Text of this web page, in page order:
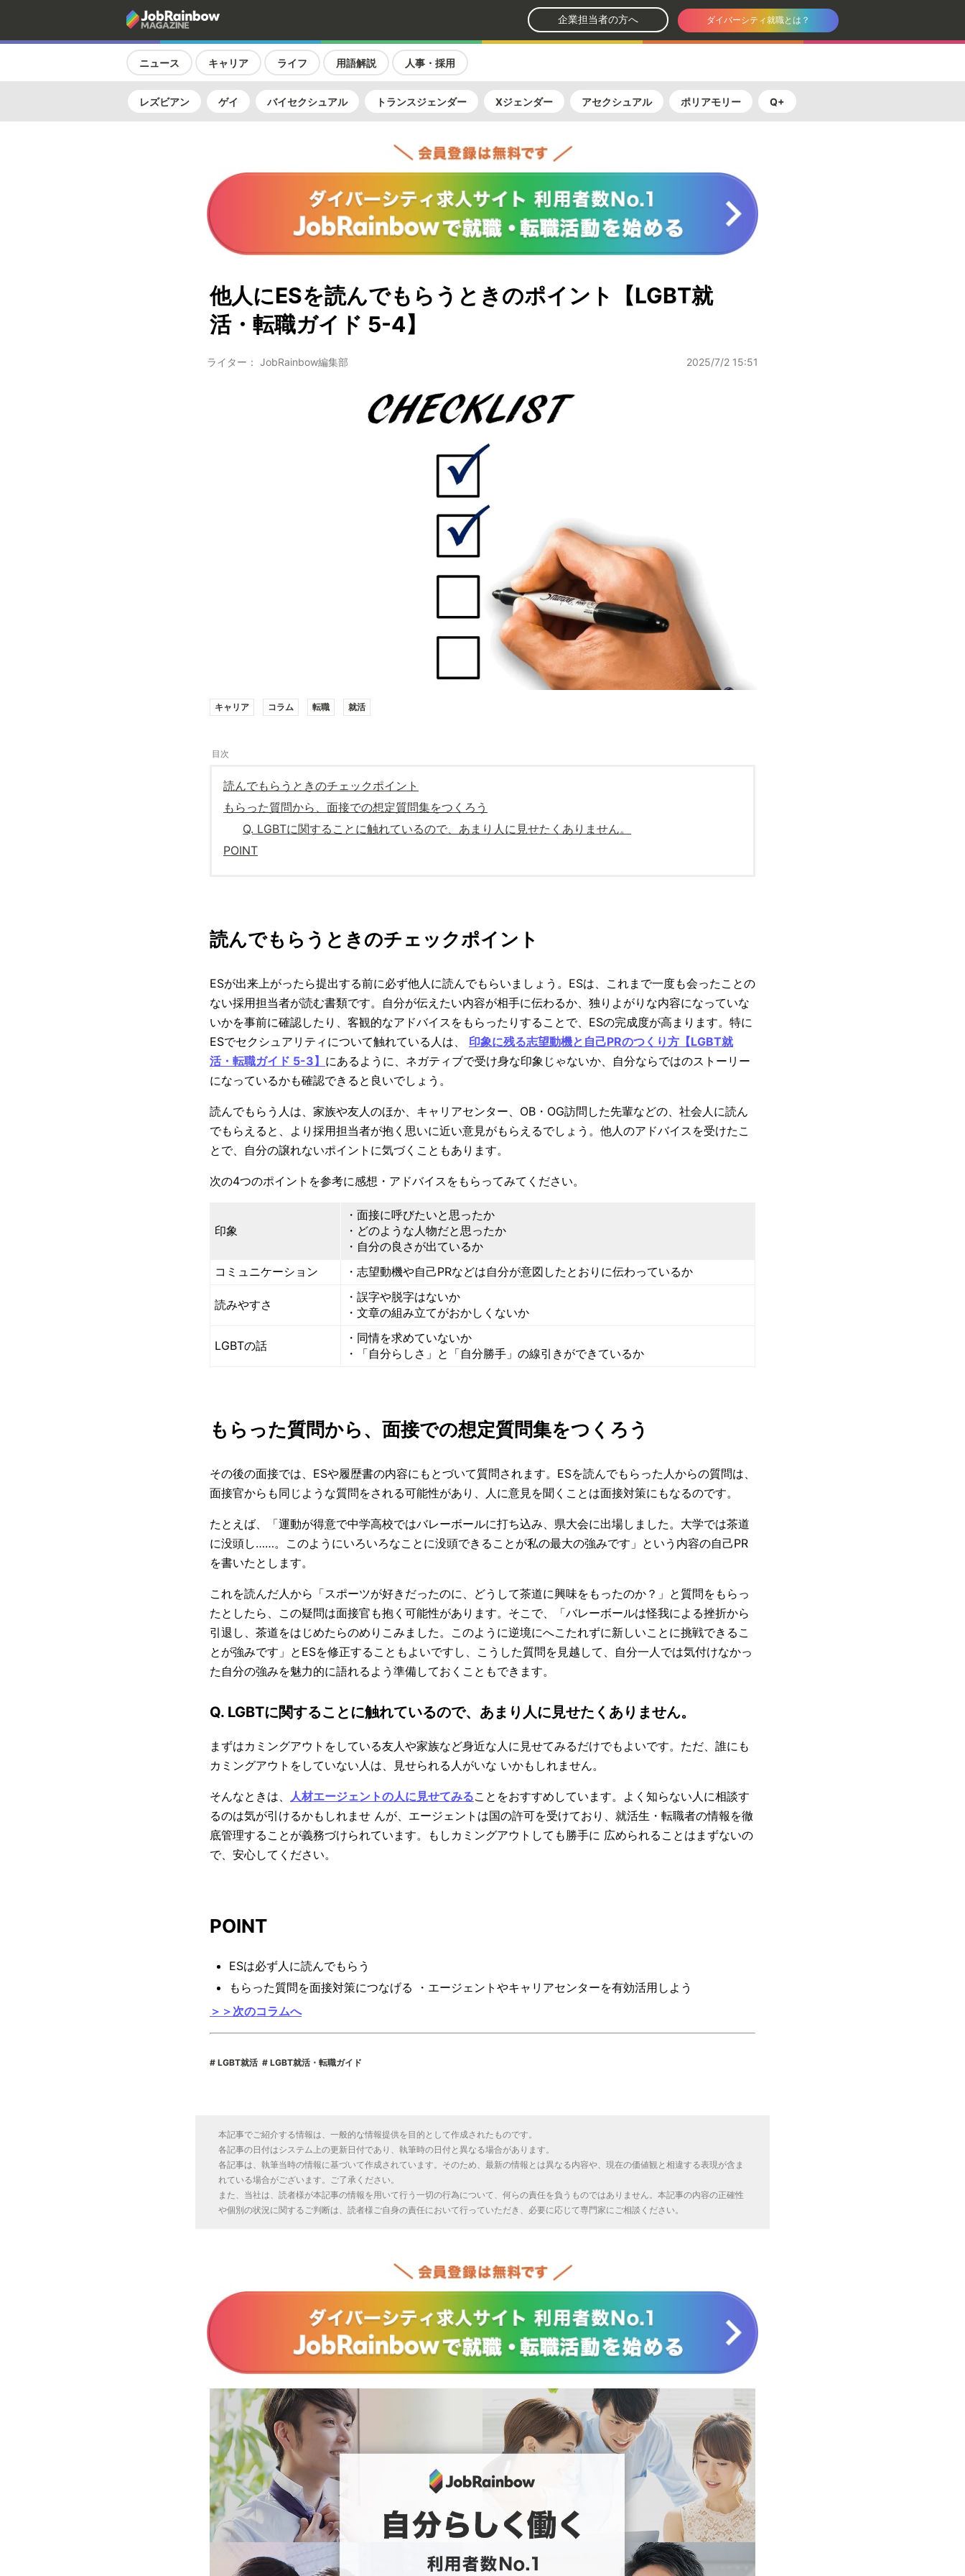
企業担当者の方へ ダイバーシティ就職とは？
ニュース キャリア ライフ 用語解説 人事・採用
レズビアン ゲイ バイセクシュアル トランスジェンダー Xジェンダー アセクシュアル ポリアモリー Q+
他人にESを読んでもらうときのポイント【LGBT就
活・転職ガイド 5-4】
ライター： JobRainbow編集部 2025/7/2 15:51
キャリア コラム 転職 就活
読んでもらうときのチェックポイント
もらった質問から、面接での想定質問集をつくろう
Q. LGBTに関することに触れているので、あまり人に見せたくありません。
POINT
読んでもらうときのチェックポイント
ESが出来上がったら提出する前に必ず他人に読んでもらいましょう。ESは、これまで一度も会ったことの
ない採用担当者が読む書類です。自分が伝えたい内容が相手に伝わるか、独りよがりな内容になっていな
いかを事前に確認したり、客観的なアドバイスをもらったりすることで、ESの完成度が高まります。特に
ESでセクシュアリティについて触れている人は、 印象に残る志望動機と自己PRのつくり方【LGBT就
活・転職ガイド 5-3】 にあるように、ネガティブで受け身な印象じゃないか、自分ならではのストーリー
になっているかも確認できると良いでしょう。
読んでもらう人は、家族や友人のほか、キャリアセンター、OB・OG訪問した先輩などの、社会人に読ん
でもらえると、より採用担当者が抱く思いに近い意見がもらえるでしょう。他人のアドバイスを受けたこ
とで、自分の譲れないポイントに気づくこともあります。
次の4つのポイントを参考に感想・アドバイスをもらってみてください。
印象
・面接に呼びたいと思ったか
・どのような人物だと思ったか
・自分の良さが出ているか
コミュニケーション
・志望動機や自己PRなどは自分が意図したとおりに伝わっているか
読みやすさ
・誤字や脱字はないか
・文章の組み立てがおかしくないか
LGBTの話
・同情を求めていないか
・「自分らしさ」と「自分勝手」の線引きができているか
もらった質問から、面接での想定質問集をつくろう
その後の面接では、ESや履歴書の内容にもとづいて質問されます。ESを読んでもらった人からの質問は、
面接官からも同じような質問をされる可能性があり、人に意見を聞くことは面接対策にもなるのです。
たとえば、「運動が得意で中学高校ではバレーボールに打ち込み、県大会に出場しました。大学では茶道
に没頭し……。このようにいろいろなことに没頭できることが私の最大の強みです」という内容の自己PR
を書いたとします。
これを読んだ人から「スポーツが好きだったのに、どうして茶道に興味をもったのか？」と質問をもらっ
たとしたら、この疑問は面接官も抱く可能性があります。そこで、「バレーボールは怪我による挫折から
引退し、茶道をはじめたらのめりこみました。このように逆境にへこたれずに新しいことに挑戦できるこ
とが強みです」とESを修正することもよいですし、こうした質問を見越して、自分一人では気付けなかっ
た自分の強みを魅力的に語れるよう準備しておくこともできます。
Q. LGBTに関することに触れているので、あまり人に見せたくありません。
まずはカミングアウトをしている友人や家族など身近な人に見せてみるだけでもよいです。ただ、誰にも
カミングアウトをしていない人は、見せられる人がいな いかもしれません。
そんなときは、 人材エージェントの人に見せてみることをおすすめしています。よく知らない人に相談す
るのは気が引けるかもしれませ んが、エージェントは国の許可を受けており、就活生・転職者の情報を徹
底管理することが義務づけられています。もしカミングアウトしても勝手に 広められることはまずないの
で、安心してください。
POINT
ESは必ず人に読んでもらう
もらった質問を面接対策につなげる ・エージェントやキャリアセンターを有効活用しよう
＞＞次のコラムへ
LGBT就活 LGBT就活・転職ガイド
本記事でご紹介する情報は、一般的な情報提供を目的として作成されたものです。
各記事の日付はシステム上の更新日付であり、執筆時の日付と異なる場合があります。
各記事は、執筆当時の情報に基づいて作成されています。そのため、最新の情報とは異なる内容や、現在の価値観と相違する表現が含ま
れている場合がございます。ご了承ください。
また、当社は、読者様が本記事の情報を用いて行う一切の行為について、何らの責任を負うものではありません。本記事の内容の正確性
や個別の状況に関するご判断は、読者様ご自身の責任において行っていただき、必要に応じて専門家にご相談ください。